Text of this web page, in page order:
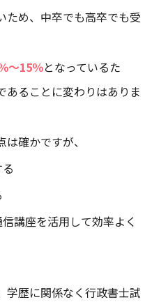
ため、中卒でも高卒でも受
～15％となっているた
あることに変わりはありま
確かですが、
講座を活用して効率よく
学歴に関係なく行政書士試